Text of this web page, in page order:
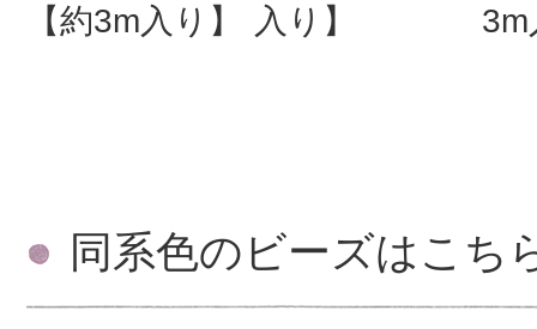
【約3m入り】
入り】
3m
同系色のビーズはこち